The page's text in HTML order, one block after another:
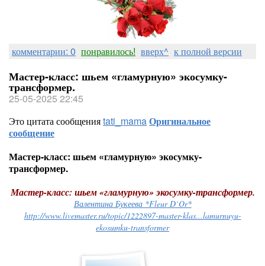
комментарии: 0 понравилось! вверх^ к полной версии
Мастер-класс: шьем «гламурную» экосумку-
трансформер.
25-05-2025 22:45
Это цитата сообщенияtati_mamaОригинальное
сообщение
Мастер-класс: шьем «гламурную» экосумку-
трансформер.
Мастер-класс: шьем «гламурную» экосумку-трансформер.
Валентина Букеева *Fleur D`Or*
http://www.livemaster.ru/topic/1222897-master-klas...lamurnuyu-
ekosumku-transformer